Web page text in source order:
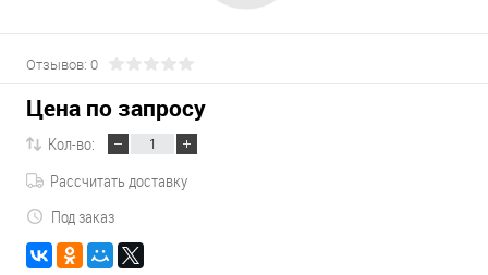
Отзывов: 0
Цена по запросу
Кол-во:
Рассчитать доставку
Под заказ